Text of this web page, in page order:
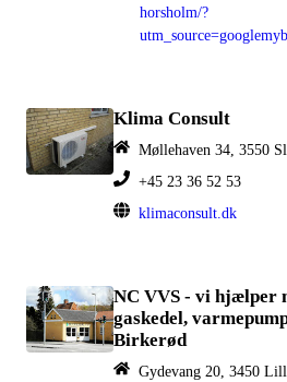
horsholm/?
Klima Consult
Møllehaven 34, 3550
+45 23 36 52 53
klimaconsult.dk
NC VVS - vi hjælper
gaskedel,
Birkerød
Gydevang 20, 3450